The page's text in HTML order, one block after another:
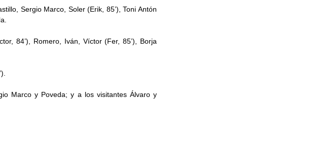
Sergio Marco, Soler (Erik, 85’), Toni Antón
84’), Romero, Iván, Víctor (Fer, 85’), Borja
Marco y Poveda; y a los visitantes Álvaro y